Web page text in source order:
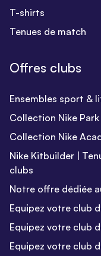
T-shirts
Tenues de match
Offres clubs
Ensembles sport &
Collection Nike
Collection Nike
Nike Kitbuilder |
clubs
Notre offre dédiée
Equipez votre club
Equipez votre club
Equipez votre club